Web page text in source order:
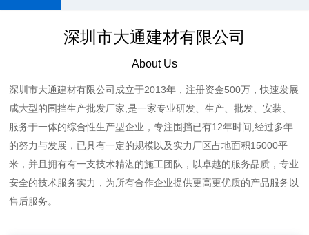
深圳市大通建材有限公司
About Us
深圳市大通建材有限公司成立于2013年，注册资金500万，快速发展
成大型的围挡生产批发厂家,是一家专业研发、生产、批发、安装、
服务于一体的综合性生产型企业，专注围挡已有12年时间,经过多年
的努力与发展，已具有一定的规模以及实力厂区占地面积15000平
米，并且拥有有一支技术精湛的施工团队，以卓越的服务品质，专业
安全的技术服务实力，为所有合作企业提供更高更优质的产品服务以
售后服务。